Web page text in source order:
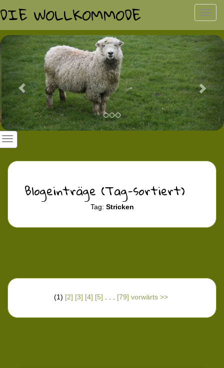
DIE WOLLKOMMODE
Previous
Blogeinträge (Tag-sortiert)
Tag: Stricken
(1) [2] [3] [4] [5] . . . [79] vorwärts >>